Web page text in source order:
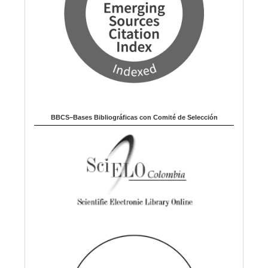
BBCS–Bases Bibliográficas con Comité de Selección